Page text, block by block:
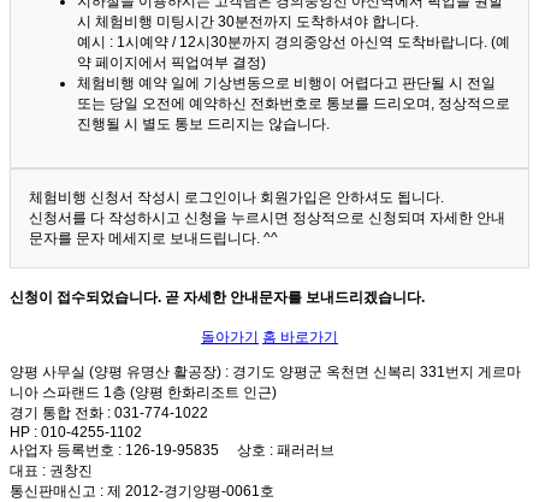
시 체험비행 미팅시간 30분전까지 도착하셔야 합니다.
예시 : 1시예약 / 12시30분까지 경의중앙선 아신역 도착바랍니다. (예
약 페이지에서 픽업여부 결정)
체험비행 예약 일에 기상변동으로 비행이 어렵다고 판단될 시 전일
또는 당일 오전에 예약하신 전화번호로 통보를 드리오며, 정상적으로
진행될 시 별도 통보 드리지는 않습니다.
체험비행 신청서 작성시 로그인이나 회원가입은 안하셔도 됩니다.
신청서를 다 작성하시고 신청을 누르시면 정상적으로 신청되며 자세한 안내
문자를 문자 메세지로 보내드립니다. ^^
신청이 접수되었습니다. 곧 자세한 안내문자를 보내드리겠습니다.
돌아가기 홈 바로가기
양평 사무실 (양평 유명산 활공장) : 경기도 양평군 옥천면 신복리 331번지 게르마
니아 스파랜드 1층 (양평 한화리조트 인근)
경기 통합 전화 : 031-774-1022
HP : 010-4255-1102
사업자 등록번호 : 126-19-95835 상호 : 패러러브
대표 : 권창진
통신판매신고 : 제 2012-경기양평-0061호